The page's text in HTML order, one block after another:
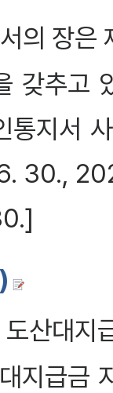
의 장은
갖추고
통지서
30.,
산대지
지급금